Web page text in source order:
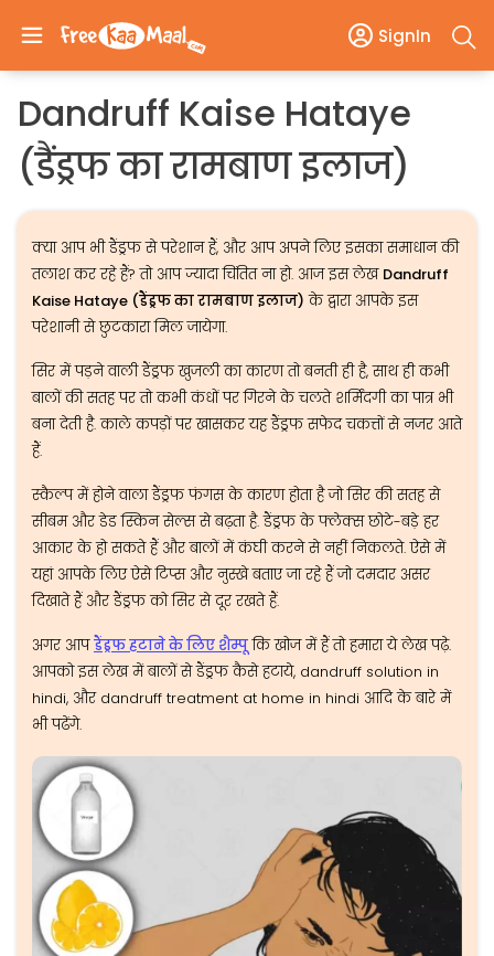
SignIn
Dandruff Kaise Hataye
(डैंड्रफ का रामबाण इलाज)
क्या आप भी डैंड्रफ से परेशान हैं, और आप अपने लिए इसका समाधान की
तलाश कर रहे हैं? तो आप ज्यादा चिंतित ना हो. आज इस लेख Dandruff
Kaise Hataye (डैंड्रफ का रामबाण इलाज) के द्वारा आपके इस
परेशानी से छुटकारा मिल जायेगा.
सिर में पड़ने वाली डैंड्रफ खुजली का कारण तो बनती ही है, साथ ही कभी
बालों की सतह पर तो कभी कंधों पर गिरने के चलते शर्मिंदगी का पात्र भी
बना देती है. काले कपड़ों पर खासकर यह डैंड्रफ सफेद चकत्तों से नजर आते
हैं.
स्कैल्प में होने वाला डैंड्रफ फंगस के कारण होता है जो सिर की सतह से
सीबम और डेड स्किन सेल्स से बढ़ता है. डैंड्रफ के फ्लेक्स छोटे-बड़े हर
आकार के हो सकते हैं और बालों में कंघी करने से नहीं निकलते. ऐसे में
यहां आपके लिए ऐसे टिप्स और नुस्खे बताए जा रहे हैं जो दमदार असर
दिखाते हैं और डैंड्रफ को सिर से दूर रखते हैं.
अगर आपडैंड्रफ हटाने के लिए शैम्पूकि खोज में हैं तो हमारा ये लेख पढ़े.
आपको इस लेख में बालों से डैंड्रफ कैसे हटाये, dandruff solution in
hindi, और dandruff treatment at home in hindi आदि के बारे में
भी पढेंगे.